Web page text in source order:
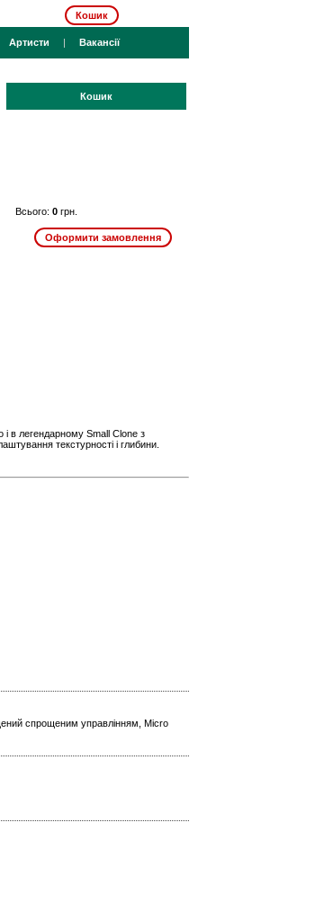
Кошик
Артисти | Вакансії
Кошик
Всього: 0 грн.
в легендарному Small Clone з
текстурності і глибини.
спрощеним управлінням, Micro